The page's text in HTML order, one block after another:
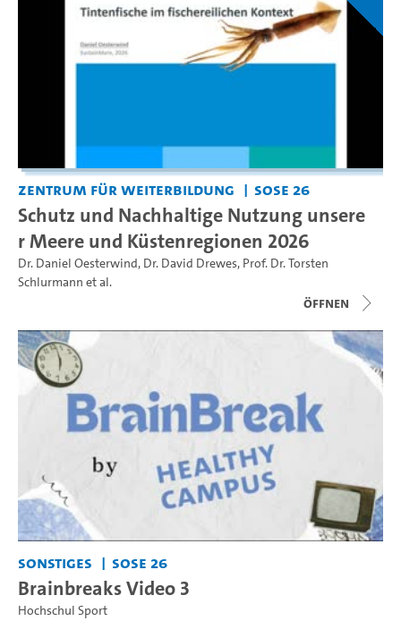
Zentrum für Weiterbildung SoSe 26
Schutz und Nachhaltige Nutzung unsere
r Meere und Küstenregionen 2026
Dr. Daniel Oesterwind, Dr. David Drewes, Prof. Dr. Torsten
Schlurmann et al.
Öffnen
Sonstiges SoSe 26
Brainbreaks Video 3
Hochschul Sport